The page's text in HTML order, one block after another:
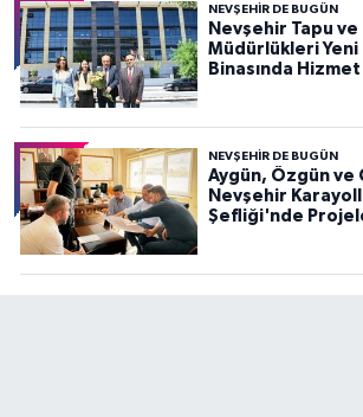
NEVŞEHIR DE BUGÜN
Nevşehir Tapu
Müdürlükleri Yeni
Binasında
NEVŞEHIR DE BUGÜN
Aygün, Özgün ve
Nevşehir
Şefliği'nde